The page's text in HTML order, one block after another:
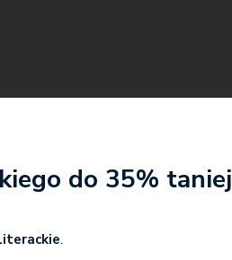
do 35% taniej
.